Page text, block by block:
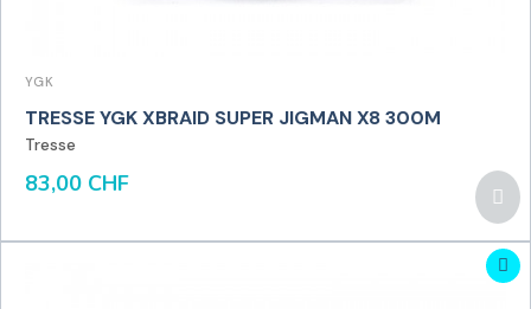
YGK
TRESSE YGK XBRAID SUPER JIGMAN X8 300M
Tresse
83,00 CHF